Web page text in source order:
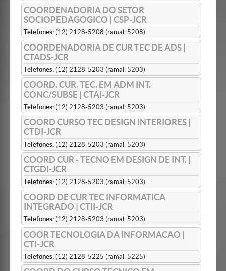
COORDENADORIA DO SETOR
SOCIOPEDAGOGICO | CSP-JCR
Telefones: (12) 2128-5208 (ramal: 5208)
COORDENADORIA DE CUR TEC DE ADS |
CTADS-JCR
Telefones: (12) 2128-5203 (ramal: 5203)
COORD. CUR. TEC. EM ADM INT.
CONC/SUBSE | CTAI-JCR
Telefones: (12) 2128-5203 (ramal: 5203)
COORD CURSO TEC DESIGN INTERIORES |
CTDI-JCR
Telefones: (12) 2128-5203 (ramal: 5203)
COORD CUR - TECNO EM DESIGN DE INT. |
CTGDI-JCR
Telefones: (12) 2128-5203 (ramal: 5203)
COORD DE CUR TEC INFORMATICA
INTEGRADO | CTII-JCR
Telefones: (12) 2128-5203 (ramal: 5203)
COOR TECNOLOGIA DA INFORMACAO |
CTI-JCR
Telefones: (12) 2128-5225 (ramal: 5225)